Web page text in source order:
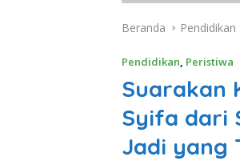
Beranda Pendidikan
Pendidikan, Peristiwa
Suarakan
Syifa dari
Jadi yang